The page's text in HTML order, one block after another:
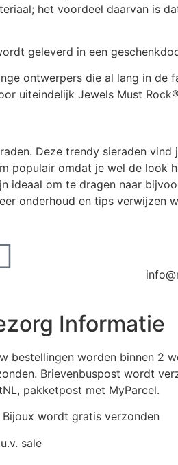
het voordeel daarvan is
geleverd in een
ontwerpers die al lang in de
uiteindelijk Jewels Must
Deze trendy sieraden
populair omdat je wel de look
ideaal om te dragen naar
onderhoud en tips verwijzen
Informatie
bestellingen worden binnen 2
Brievenbuspost wordt
pakketpost met MyParcel.
Bijoux wordt gratis verzonden
sale